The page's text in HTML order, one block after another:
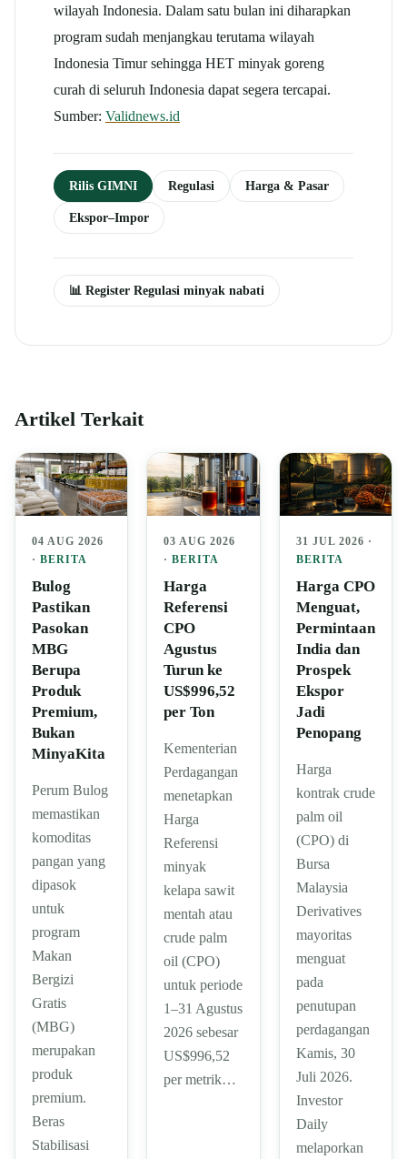
wilayah Indonesia. Dalam satu bulan ini diharapkan
program sudah menjangkau terutama wilayah
Indonesia Timur sehingga HET minyak goreng
curah di seluruh Indonesia dapat segera tercapai.
Sumber: Validnews.id
Rilis GIMNI Regulasi Harga & Pasar
Ekspor–Impor
📊 Register Regulasi minyak nabati
Artikel Terkait
04 AUG 2026
· BERITA
Bulog
Pastikan
Pasokan
MBG
Berupa
Produk
Premium,
Bukan
MinyaKita
Perum Bulog
memastikan
komoditas
pangan yang
dipasok
untuk
program
Makan
Bergizi
Gratis
(MBG)
merupakan
produk
premium.
Beras
Stabilisasi
03 AUG 2026
·BERITA
Harga
Referensi
CPO
Agustus
Turun ke
US$996,52
per Ton
Kementerian
Perdagangan
menetapkan
Harga
Referensi
minyak
kelapa sawit
mentah atau
crude palm
oil (CPO)
untuk periode
1–31 Agustus
2026 sebesar
US$996,52
per metrik…
31 JUL 2026 ·
BERITA
Harga CPO
Menguat,
Permintaan
India dan
Prospek
Ekspor
Jadi
Penopang
Harga
kontrak crude
palm oil
(CPO) di
Bursa
Malaysia
Derivatives
mayoritas
menguat
pada
penutupan
perdagangan
Kamis, 30
Juli 2026.
Investor
Daily
melaporkan